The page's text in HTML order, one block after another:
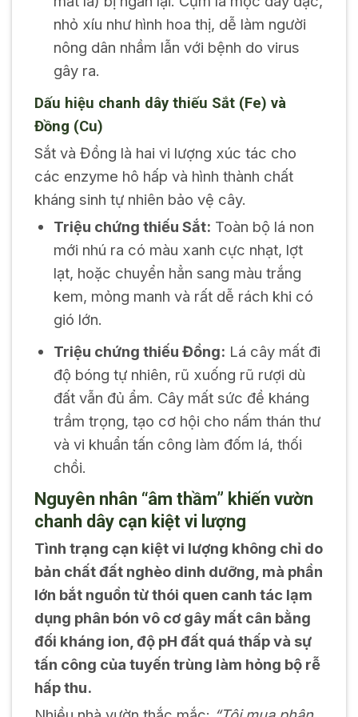
nhỏ xíu như hình hoa thị, dễ làm người
nông dân nhầm lẫn với bệnh do virus
gây ra.
Dấu hiệu chanh dây thiếu Sắt (Fe) và
Đồng (Cu)
Sắt và Đồng là hai vi lượng xúc tác cho
các enzyme hô hấp và hình thành chất
kháng sinh tự nhiên bảo vệ cây.
Triệu chứng thiếu Sắt: Toàn bộ lá non
mới nhú ra có màu xanh cực nhạt, lợt
lạt, hoặc chuyển hẳn sang màu trắng
kem, mỏng manh và rất dễ rách khi có
gió lớn.
Triệu chứng thiếu Đồng: Lá cây mất đi
độ bóng tự nhiên, rũ xuống rũ rượi dù
đất vẫn đủ ẩm. Cây mất sức đề kháng
trầm trọng, tạo cơ hội cho nấm thán thư
và vi khuẩn tấn công làm đốm lá, thối
chồi.
Nguyên nhân “âm thầm” khiến vườn
chanh dây cạn kiệt vi lượng
Tình trạng cạn kiệt vi lượng không chỉ do
bản chất đất nghèo dinh dưỡng, mà phần
lớn bắt nguồn từ thói quen canh tác lạm
dụng phân bón vô cơ gây mất cân bằng
đối kháng ion, độ pH đất quá thấp và sự
tấn công của tuyến trùng làm hỏng bộ rễ
hấp thu.